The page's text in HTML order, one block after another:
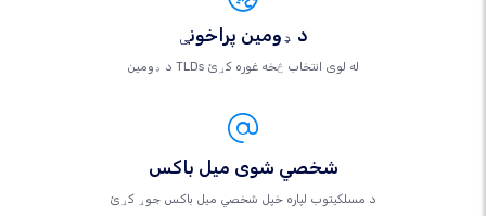
د ډومین پراخونې
د ډومین TLDs له لوی انتخاب څخه غوره کړئ
شخصي شوی میل باکس
د مسلکيتوب لپاره خپل شخصي میل باکس جوړ کړئ